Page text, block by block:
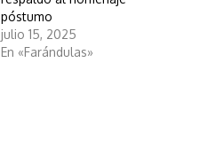
póstumo
julio 15, 2025
En «Farándulas»